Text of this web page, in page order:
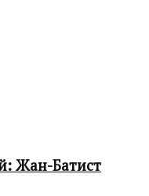
Жан-Батист